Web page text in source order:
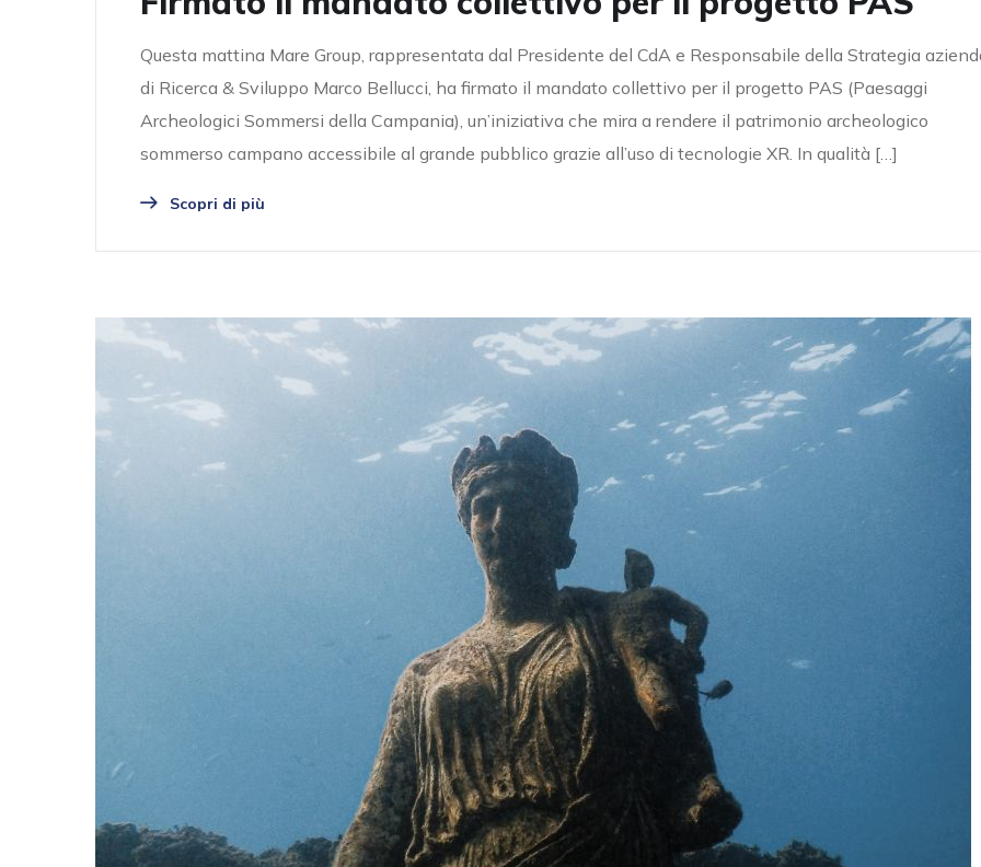
Questa mattina Mare Group, rappresentata dal Presidente del CdA e Responsabile della Strategia
di Ricerca & Sviluppo Marco Bellucci, ha firmato il mandato collettivo per il progetto PAS (Paesaggi
Archeologici Sommersi della Campania), un’iniziativa che mira a rendere il patrimonio archeologico
sommerso campano accessibile al grande pubblico grazie all’uso di tecnologie XR. In qualità […]
Scopri di più